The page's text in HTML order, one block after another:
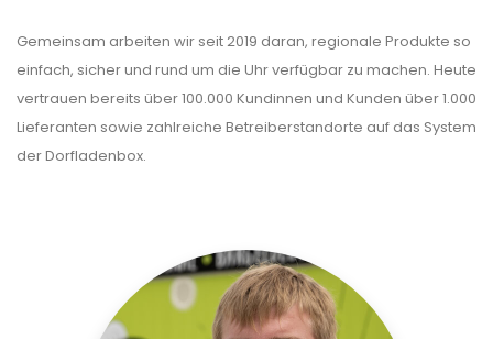
Gemeinsam arbeiten wir seit 2019 daran, regionale Produkte so
einfach, sicher und rund um die Uhr verfügbar zu machen. Heute
vertrauen bereits über 100.000 Kundinnen und Kunden über 1.000
Lieferanten sowie zahlreiche Betreiberstandorte auf das System
der Dorfladenbox.